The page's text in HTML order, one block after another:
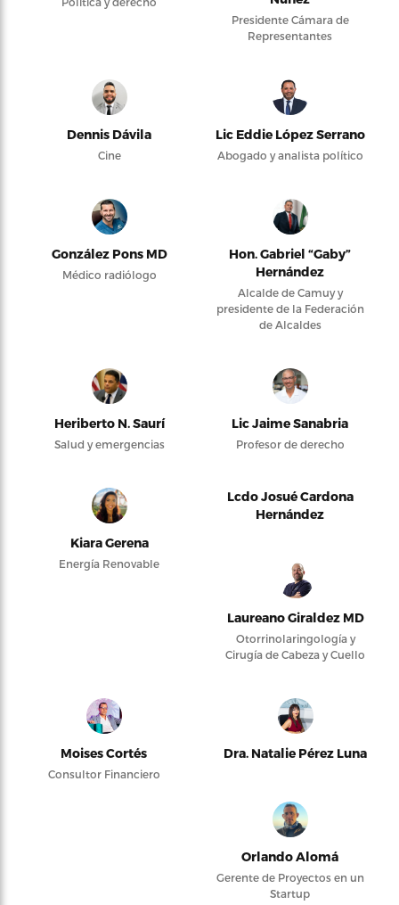
Presidente Cámara de
Representantes
Dennis Dávila
Cine
Lic Eddie López Serrano
Abogado y analista político
González Pons MD
Médico radiólogo
Hon. Gabriel “Gaby”
Hernández
Alcalde de Camuy y
presidente de la Federación
de Alcaldes
Heriberto N. Saurí
Salud y emergencias
Lic Jaime Sanabria
Profesor de derecho
Kiara Gerena
Energía Renovable
Lcdo Josué Cardona
Hernández
Laureano Giraldez MD
Otorrinolaringología y
Cirugía de Cabeza y Cuello
Moises Cortés
Consultor Financiero
Dra. Natalie Pérez Luna
Orlando Alomá
Gerente de Proyectos en un
Startup